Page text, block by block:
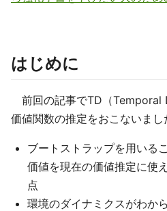
はじめに
前回の記事でTD（Temporal
価値関数の推定をおこないまし
ブートストラップを用いる
価値を現在の価値推定に
点
環境のダイナミクスがわか